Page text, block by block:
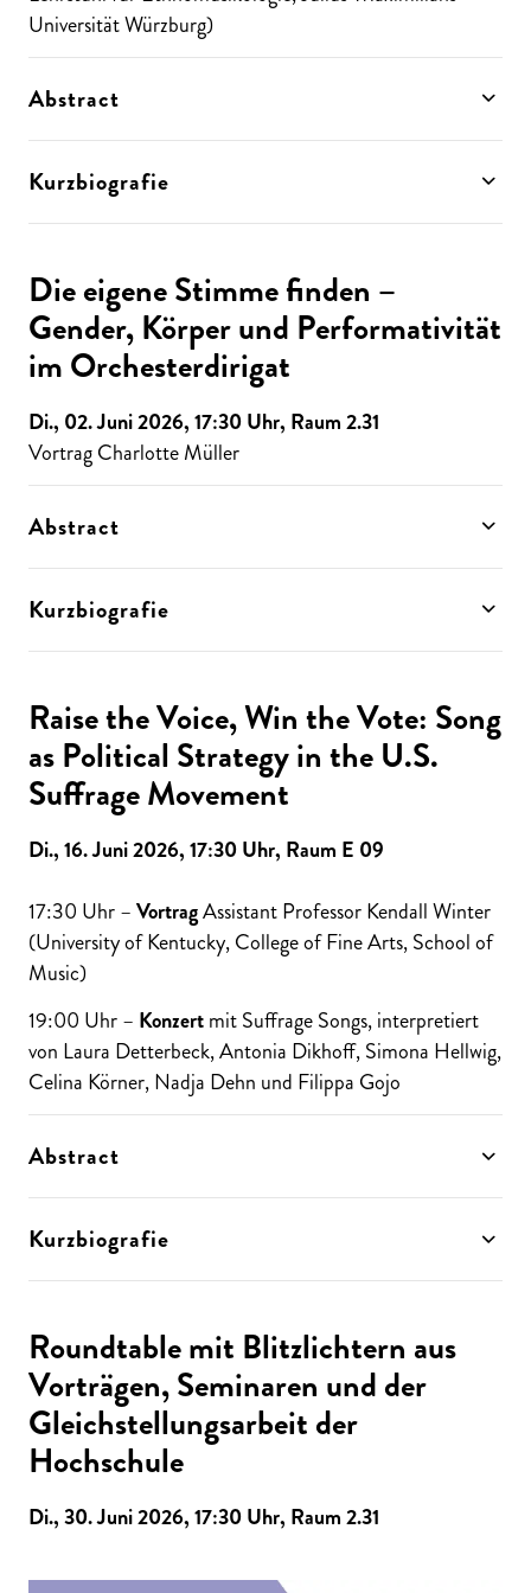
Universität Würzburg)
Abstract
Kurzbiografie
Die eigene Stimme finden –
Gender, Körper und Performativität
im Orchesterdirigat
Di., 02. Juni 2026, 17:30 Uhr, Raum 2.31
Vortrag Charlotte Müller
Abstract
Kurzbiografie
Raise the Voice, Win the Vote: Song
as Political Strategy in the U.S.
Suffrage Movement
Di., 16. Juni 2026, 17:30 Uhr, Raum E 09
17:30 Uhr –VortragAssistant Professor Kendall Winter
(University of Kentucky, College of Fine Arts, School of
Music)
19:00 Uhr – Konzertmit Suffrage Songs, interpretiert
von Laura Detterbeck, Antonia Dikhoff, Simona Hellwig,
Celina Körner, Nadja Dehn und Filippa Gojo
Abstract
Kurzbiografie
Roundtable mit Blitzlichtern aus
Vorträgen, Seminaren und der
Gleichstellungsarbeit der
Hochschule
Di., 30. Juni 2026, 17:30 Uhr, Raum 2.31